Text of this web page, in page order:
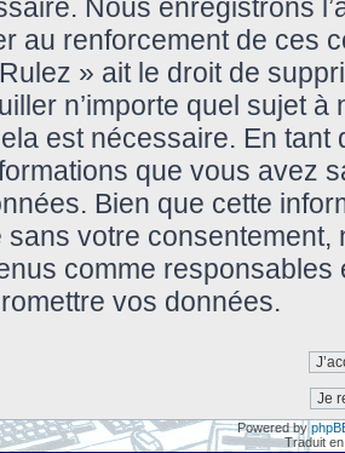
Nous enregistrons
au renforcement de ces
» ait le droit de
n’importe quel sujet à
est nécessaire. En tant
que vous avez
Bien que cette
sans votre
comme
vos données.
Powered by
Traduit